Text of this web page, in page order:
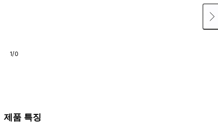
1/0
제품 특징